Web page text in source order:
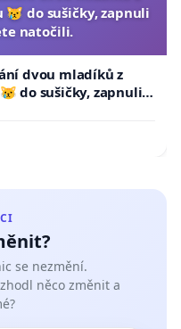
do sušičky, zapnuli
natočili.
dvou mladíků z
do sušičky, zapnuli ji
se nezmění.
něco změnit a